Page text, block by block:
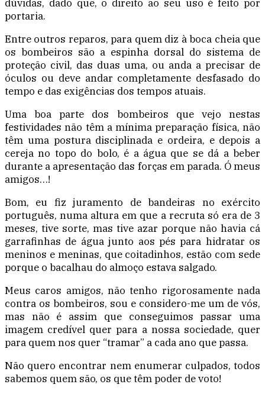
dúvidas, dado que, o direito ao seu uso é feito por
portaria.
Entre outros reparos, para quem diz à boca cheia que
os bombeiros são a espinha dorsal do sistema de
proteção civil, das duas uma, ou anda a precisar de
óculos ou deve andar completamente desfasado do
tempo e das exigências dos tempos atuais.
Uma boa parte dos bombeiros que vejo nestas
festividades não têm a mínima preparação física, não
têm uma postura disciplinada e ordeira, e depois a
cereja no topo do bolo, é a água que se dá a beber
durante a apresentação das forças em parada. Ó meus
amigos…!
Bom, eu fiz juramento de bandeiras no exército
português, numa altura em que a recruta só era de 3
meses, tive sorte, mas tive azar porque não havia cá
garrafinhas de água junto aos pés para hidratar os
meninos e meninas, que coitadinhos, estão com sede
porque o bacalhau do almoço estava salgado.
Meus caros amigos, não tenho rigorosamente nada
contra os bombeiros, sou e considero-me um de vós,
mas não é assim que conseguimos passar uma
imagem credível quer para a nossa sociedade, quer
para quem nos quer “tramar” a cada ano que passa.
Não quero encontrar nem enumerar culpados, todos
sabemos quem são, os que têm poder de voto!